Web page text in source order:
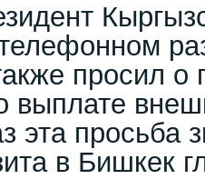
просил о
выплате
эта просьба
в Бишкек